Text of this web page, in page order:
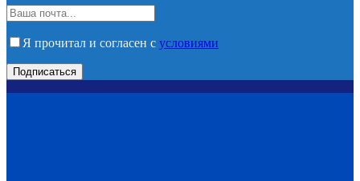
Я прочитал и согласен с условиями